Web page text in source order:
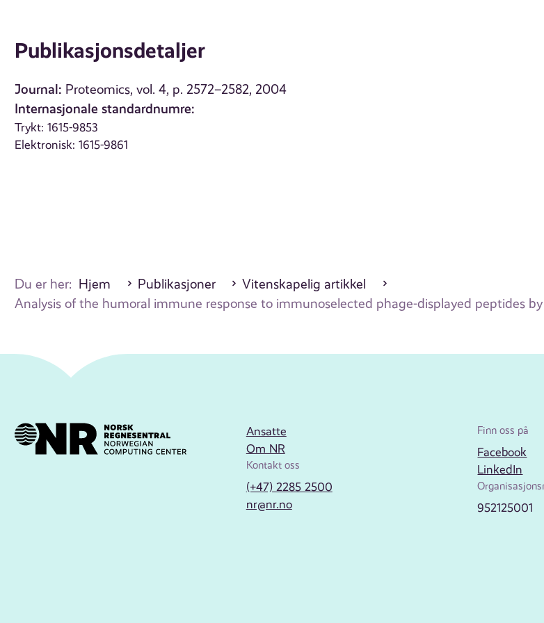
Publikasjonsdetaljer
Journal: Proteomics, vol. 4, p. 2572–2582, 2004
Internasjonale standardnumre:
Trykt: 1615-9853
Elektronisk: 1615-9861
Du er her: Hjem Publikasjoner
Vitenskapelig artikkel
Analysis of the humoral immune response to immunoselected phage-displayed peptides
Ansatte
Om NR
Kontakt oss
(+47) 2285 2500
nr@nr.no
Finn oss på
Facebook
LinkedIn
952125001